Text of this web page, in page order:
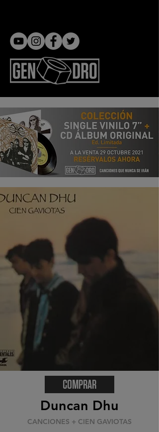
COMPRAR
Duncan Dhu
CANCIONES + CIEN GAVIOTAS